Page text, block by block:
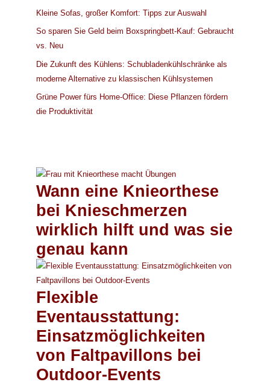
Kleine Sofas, großer Komfort: Tipps zur Auswahl
So sparen Sie Geld beim Boxspringbett-Kauf: Gebraucht
vs. Neu
Die Zukunft des Kühlens: Schubladenkühlschränke als
moderne Alternative zu klassischen Kühlsystemen
Grüne Power fürs Home-Office: Diese Pflanzen fördern
die Produktivität
Wann eine Knieorthese
bei Knieschmerzen
wirklich hilft und was sie
genau kann
Flexible
Eventausstattung:
Einsatzmöglichkeiten
von Faltpavillons bei
Outdoor-Events